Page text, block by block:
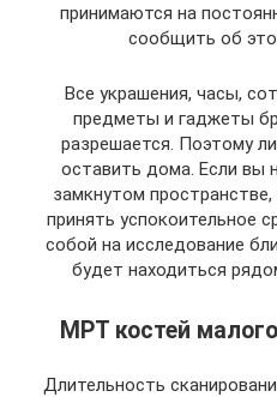
принимаются на
сообщить об
Все украшения, часы,
предметы и гаджеты
разрешается. Поэтому
оставить дома. Если вы
замкнутом
принять успокоительное
собой на исследование
будет находиться
МРТ костей
Длительность